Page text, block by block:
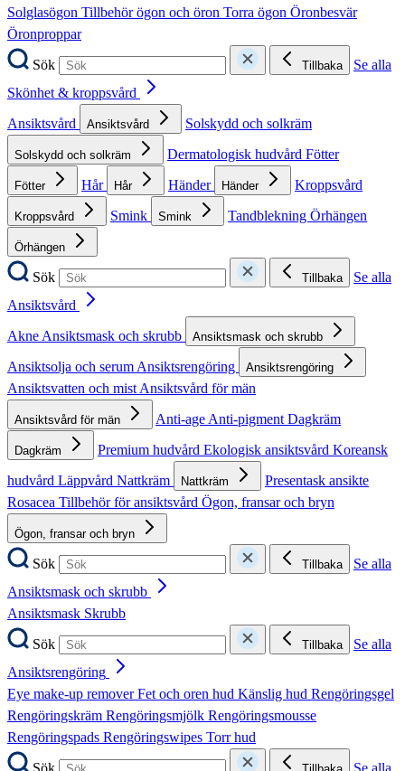
Solglasögon Tillbehör ögon och öron Torra ögon Öronbesvär
Öronproppar
Sök
Tillbaka
Se alla
Skönhet & kroppsvård
Ansiktsvård
Ansiktsvård Solskydd och solkräm
Solskydd och solkräm Dermatologisk hudvård Fötter
Fötter Hår Hår Händer Händer Kroppsvård
Kroppsvård Smink Smink Tandblekning Örhängen
Örhängen
Sök Tillbaka
Se alla
Ansiktsvård
AkneAnsiktsmask och skrubb Ansiktsmask och skrubb
Ansiktsolja och serumAnsiktsrengöring Ansiktsrengöring
Ansiktsvatten och mistAnsiktsvård för män
Ansiktsvård för män Anti-ageAnti-pigmentDagkräm
Dagkräm Premium hudvård Ekologisk ansiktsvård Koreansk
hudvård Läppvård Nattkräm Nattkräm
Presentask ansikte
Rosacea Tillbehör för ansiktsvård Ögon, fransar och bryn
Ögon, fransar och bryn
Sök Tillbaka
Se alla
Ansiktsmask och skrubb
Ansiktsmask Skrubb
Sök
Tillbaka
Se alla
Ansiktsrengöring
Eye make-up removerFet och oren hud Känslig hud Rengöringsgel
Rengöringskräm Rengöringsmjölk Rengöringsmousse
Rengöringspads Rengöringswipes Torr hud